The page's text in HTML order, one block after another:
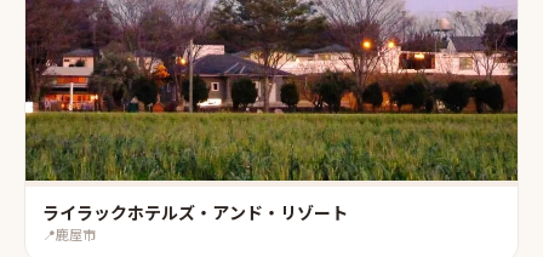
ライラックホテルズ・アンド・リゾート
📍鹿屋市